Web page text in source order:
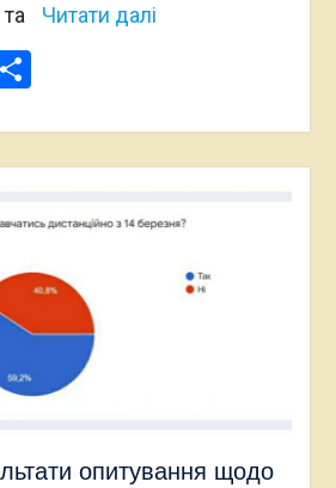
Читати далі
Поділитися
опитування щодо